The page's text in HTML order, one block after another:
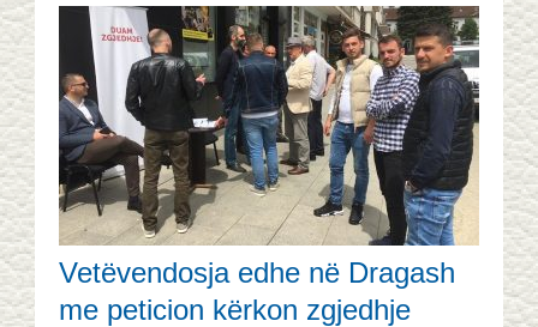
Vetëvendosja edhe në Dragash
me peticion kërkon zgjedhje